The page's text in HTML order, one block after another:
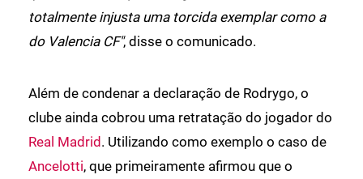
totalmente injusta uma torcida exemplar como a
do Valencia CF", disse o comunicado.
Além de condenar a declaração de Rodrygo, o
clube ainda cobrou uma retratação do jogador do
Real Madrid . Utilizando como exemplo o caso de
Ancelotti, que primeiramente afirmou que o